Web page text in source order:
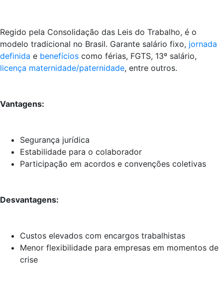
Regido pela Consolidação das Leis do Trabalho, é o
modelo tradicional no Brasil. Garante salário fixo, jornada
definida e benefícios como férias, FGTS, 13º salário,
licença maternidade/paternidade, entre outros.
Vantagens:
Segurança jurídica
Estabilidade para o colaborador
Participação em acordos e convenções coletivas
Desvantagens:
Custos elevados com encargos trabalhistas
Menor flexibilidade para empresas em momentos de
crise